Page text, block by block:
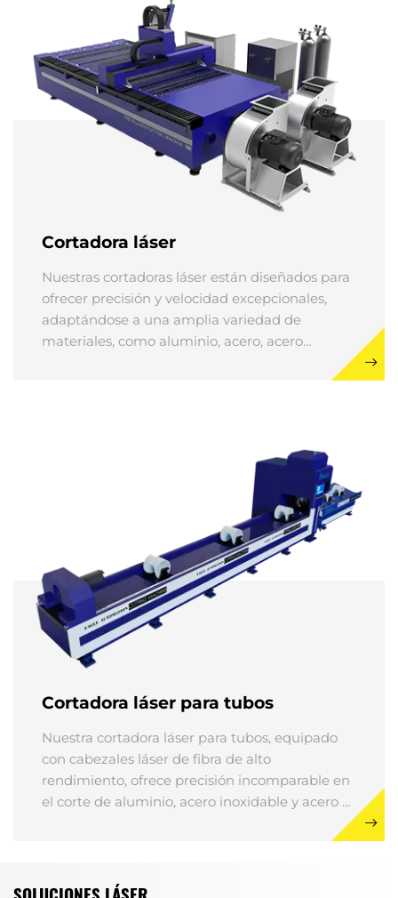
Cortadora láser
Nuestras cortadoras láser están diseñados para
ofrecer precisión y velocidad excepcionales,
adaptándose a una amplia variedad de
materiales, como aluminio, acero, acero
Cortadora láser para tubos
Nuestra cortadora láser para tubos, equipado
con cabezales láser de fibra de alto
rendimiento, ofrece precisión incomparable en
el corte de aluminio, acero inoxidable y acero al